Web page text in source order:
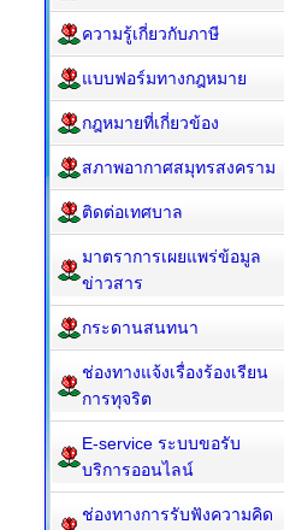
ความรู้เกี่ยวกับภาษี
แบบฟอร์มทางกฎหมาย
กฎหมาย​ที่เกี่ยวข้อง
สภาพอากาศสมุทรสงคราม
ติดต่อเทศบาล
มาตราการเผยแพร่ข้อมูล
ข่าวสาร
กระดานสนทนา
ช่องทางแจ้งเรื่องร้องเรียน
การทุจริต
E-service ระบบขอรับ
บริการออนไลน์
ช่องทางการรับฟังความคิด